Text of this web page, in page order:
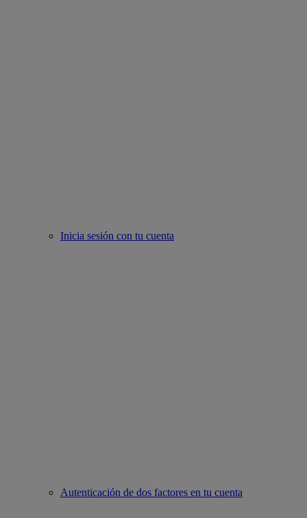
Inicia sesión con tu cuenta
Autenticación de dos factores en tu cuenta